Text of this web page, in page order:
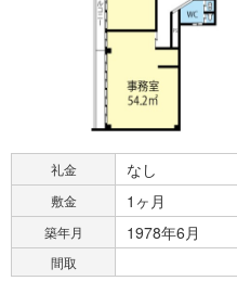
礼金 なし
敷金 1ヶ月
築年月 1978年6月
間取